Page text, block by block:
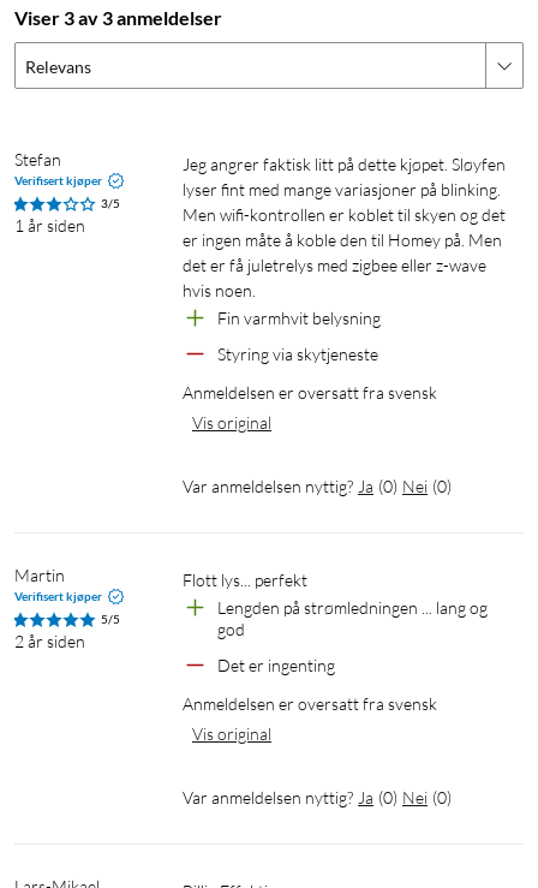
Lysfluks: 121 lm
Innebygd timerfunksjon
Egnet for temperaturer fra -30 °C til 60 °C.
Smart lyslenke Utendørsbelysning Julebelysning
Lyslenke Lyslenke med timer
Viser 3 av 3 anmeldelser
Relevans
Stefan
Verifisert kjøper
3/5
1 år siden
Jeg angrer faktisk litt på dette kjøpet. Sløyfen
lyser fint med mange variasjoner på blinking.
Men wifi-kontrollen er koblet til skyen og det
er ingen måte å koble den til Homey på. Men
det er få juletrelys med zigbee eller z-wave
hvis noen.
Fin varmhvit belysning
Styring via skytjeneste
Anmeldelsen er oversatt fra svensk
Vis original
Var anmeldelsen nyttig? Ja (0) Nei (0)
Martin
Verifisert kjøper
5/5
2 år siden
Flott lys... perfekt
Lengden på strømledningen ... lang og
god
Det er ingenting
Anmeldelsen er oversatt fra svensk
Vis original
Var anmeldelsen nyttig? Ja (0) Nei (0)